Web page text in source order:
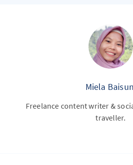
Miela
Freelance content writer &
traveller.